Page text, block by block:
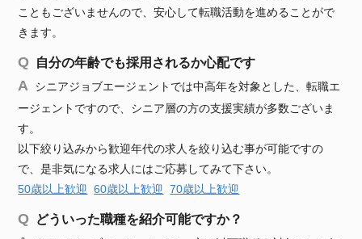
こともございませんので、安心して転職活動を進めることがで
きます。
自分の年齢でも採用されるか心配です
シニアジョブエージェントでは中高年を対象とした、転職エ
ージェントですので、シニア層の方の支援実績が多数ございま
す。
以下絞り込みから歓迎年代の求人を絞り込む事が可能ですの
で、是非気になる求人にはご応募してみて下さい。
50歳以上歓迎 60歳以上歓迎 70歳以上歓迎
どういった職種を紹介可能ですか？